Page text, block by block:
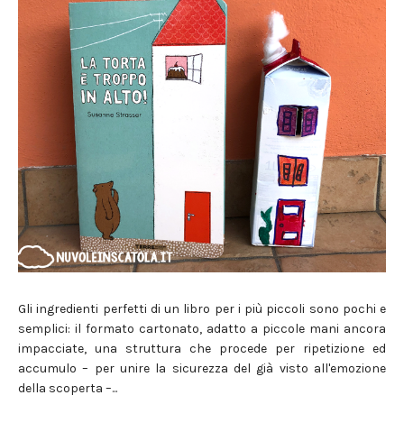
Gli ingredienti perfetti di un libro per i più piccoli sono pochi e
semplici: il formato cartonato, adatto a piccole mani ancora
impacciate, una struttura che procede per ripetizione ed
accumulo – per unire la sicurezza del già visto all'emozione
della scoperta –...